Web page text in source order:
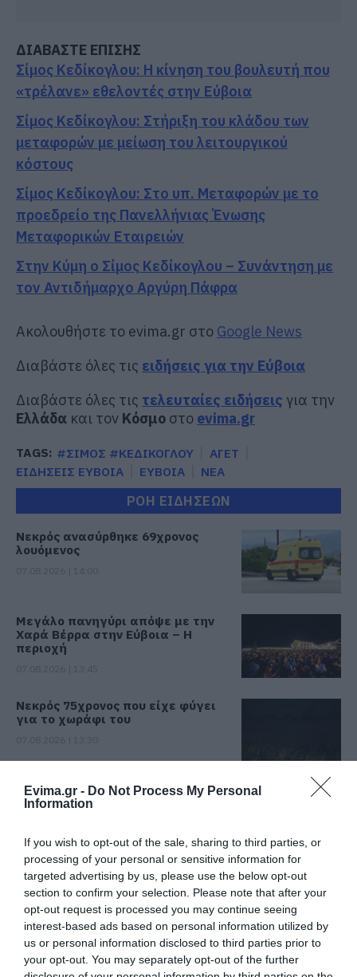
Evima.gr - Do Not Process My Personal
Information
If you wish to opt-out of the sale, sharing to third parties, or
processing of your personal or sensitive information for
targeted advertising by us, please use the below opt-out
section to confirm your selection. Please note that after your
opt-out request is processed you may continue seeing
interest-based ads based on personal information utilized by
us or personal information disclosed to third parties prior to
your opt-out. You may separately opt-out of the further
ΔΙΑΒΑΣΤΕ ΕΠΙΣΗΣ
Σίμος Κεδίκογλου: Η κίνηση του βουλευτή που
«τρέλανε» εθελοντές στην Εύβοια
Σίμος Κεδίκογλου: Στήριξη του κλάδου των
μεταφορών με μείωση του λειτουργικού
κόστους
Σίμος Κεδίκογλου: Στο υπ. Μεταφορών με το
προεδρείο της Πανελλήνιας Ένωσης
Μεταφορικών Εταιρειών
Στην Κύμη ο Σίμος Κεδίκογλου – Συνάντηση με
τον Αντιδήμαρχο Αργύρη Πάφρα
Ακολουθήστε το evima.gr στο Google News
Διαβάστε όλες τις ειδήσεις για την Εύβοια
Διαβάστε όλες τις τελευταίες ειδήσεις για την
Ελλάδα και τον Κόσμο στο evima.gr
TAGS: #ΣΙΜΟΣ #ΚΕΔΙΚΟΓΛΟΥ
ΑΓΕΤ
ΕΙΔΗΣΕΙΣ ΕΥΒΟΙΑ
ΕΥΒΟΙΑ ΝΕΑ
ΡΟΗ ΕΙΔΗΣΕΩΝ
Νεκρός ανασύρθηκε 69χρονος
λουόμενος
Μεγάλο πανηγύρι απόψε με την
Χαρά Βέρρα στην Εύβοια – Η
περιοχή
Νεκρός 75χρονος που είχε φύγει
για το χωράφι του
Το evima.gr Αποκαλύπτει: Τρία
πυροσβεστικά οχήματα έφτασαν
07.08.2026 | 13:05
Συντάξεις: Ποιοι θα πάρουν
αύξηση το 2027 – Τα ποσά
07.08.2026 | 13:00
Σκύρος: Στάχτη πάνω από 1.000
στρέμματα στο Νησί – Νέες